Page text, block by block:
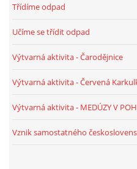
Třídíme odpad
Učíme se třídit odpad
Výtvarná aktivita - Čarodějnice
Výtvarná aktivita - Červená
Výtvarná aktivita - MEDÚZY V
Vznik samostatného